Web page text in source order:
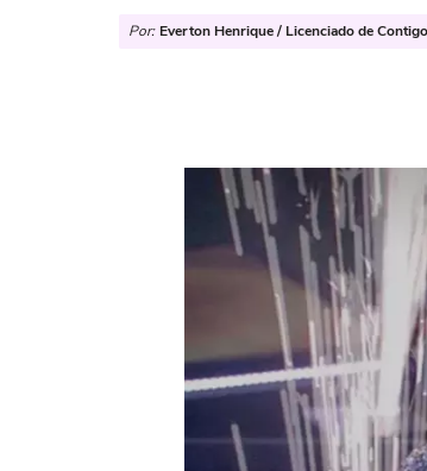
Por: Everton Henrique / Licenciado de Contigo